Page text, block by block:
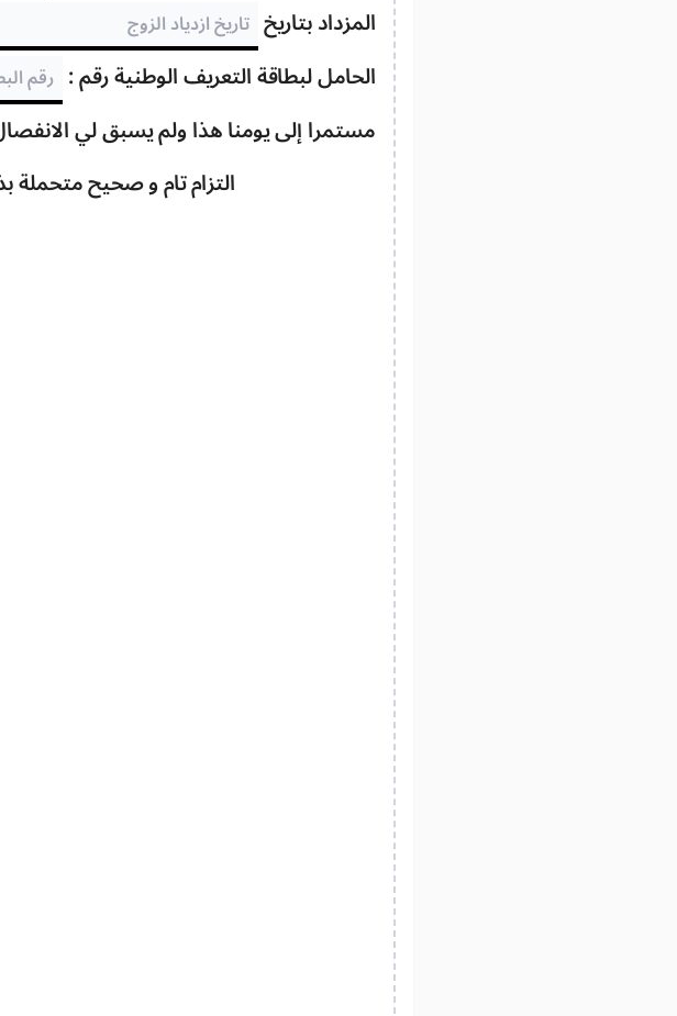
المزداد بتاريخ
الحامل لبطاقة التعريف الوطنية رقم :
مستمرا إلى يومنا هذا ولم يسبق لي
التزام تام و صحيح متحملة